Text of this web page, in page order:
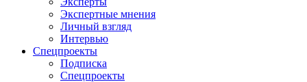
Экспертные мнения
Личный взгляд
Интервью
Спецпроекты
Подписка
Спецпроекты